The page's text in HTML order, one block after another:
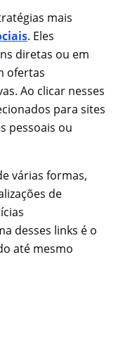
mais
. Eles
diretas ou em
ofertas
Ao clicar nesses
para sites
pessoais ou
várias formas,
de
desses links é o
até mesmo